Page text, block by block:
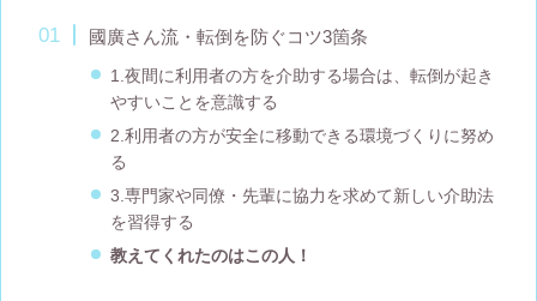
國廣さん流・転倒を防ぐコツ3箇条
1.夜間に利用者の方を介助する場合は、転倒が起き
やすいことを意識する
2.利用者の方が安全に移動できる環境づくりに努め
る
3.専門家や同僚・先輩に協力を求めて新しい介助法
を習得する
教えてくれたのはこの人！